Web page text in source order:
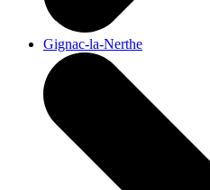
Gignac-la-Nerthe